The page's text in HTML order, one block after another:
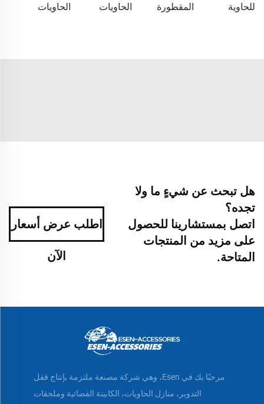
للحاوية
المقطورة
الحاويات
الحاويات
هل تبحث عن شيءٍ ما ولا
تجده؟
اتصل بمستشارينا للحصول
على مزيد من المنتجات
المتاحة.
اطلب عرض أسعار
الآن
مرحبًا بك في Esen، وهي شركة مصنعة ملتزمة بإنتاج قفل
التدوير، منازل الحاويات، الكابينة الفضائية وملحقات